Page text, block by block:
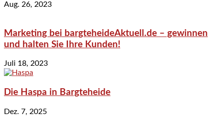
Aug. 26, 2023
Marketing bei bargteheideAktuell.de – gewinnen
und halten Sie Ihre Kunden!
Juli 18, 2023
Die Haspa in Bargteheide
Dez. 7, 2025